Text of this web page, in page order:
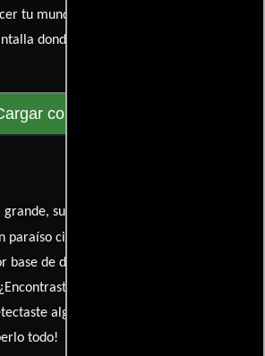
tu mundo cinematográfico. ¡Los
donde se proyecta nuestra diversidad
comentarios
su participación es clave para hacer
paraíso cinéfilo completo. Queremos
de datos cinematográfica, pero
algún dato faltante en la ficha
algún error en la sinopsis o el
todo!